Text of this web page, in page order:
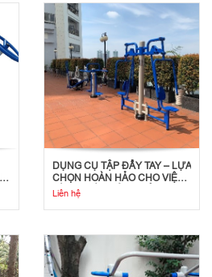
DỤNG CỤ TẬP ĐẨY TAY – LỰA
CHỌN HOÀN HẢO CHO VIỆC
TẬP LUYỆN SỨC KHỎE TIM
MẠCH
Liên hệ